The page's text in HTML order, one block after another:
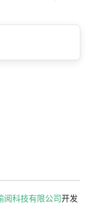
阅科技有限公司开发